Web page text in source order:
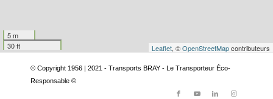
5 m
30 ft
Leaflet, ©OpenStreetMapcontributeurs
© Copyright 1956 | 2021 - Transports BRAY - Le Transporteur Éco-
Responsable ©